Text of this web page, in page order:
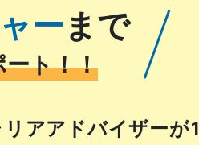
ーまで
ート！！
アアドバイザーが1